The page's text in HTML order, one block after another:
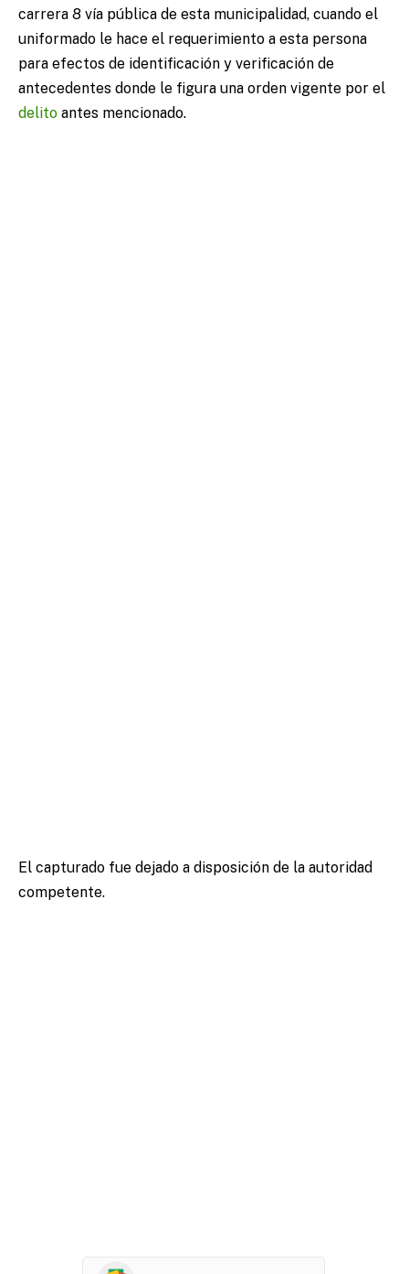
carrera 8 vía pública de esta municipalidad, cuando el
uniformado le hace el requerimiento a esta persona
para efectos de identificación y verificación de
antecedentes donde le figura una orden vigente por el
delito antes mencionado.
El capturado fue dejado a disposición de la autoridad
competente.